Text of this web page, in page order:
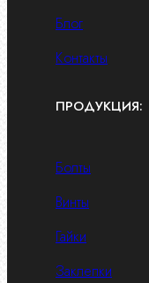
Блог
Контакты
ПРОДУКЦИЯ:
Болты
Винты
Гайки
Заклепки